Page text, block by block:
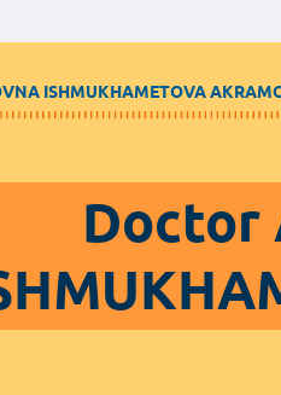
ISHMUKHAMETOVA
Doctor